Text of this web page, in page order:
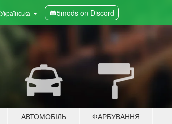
Українська 5mods on Discord
АВТОМОБІЛЬ ФАРБУВАННЯ